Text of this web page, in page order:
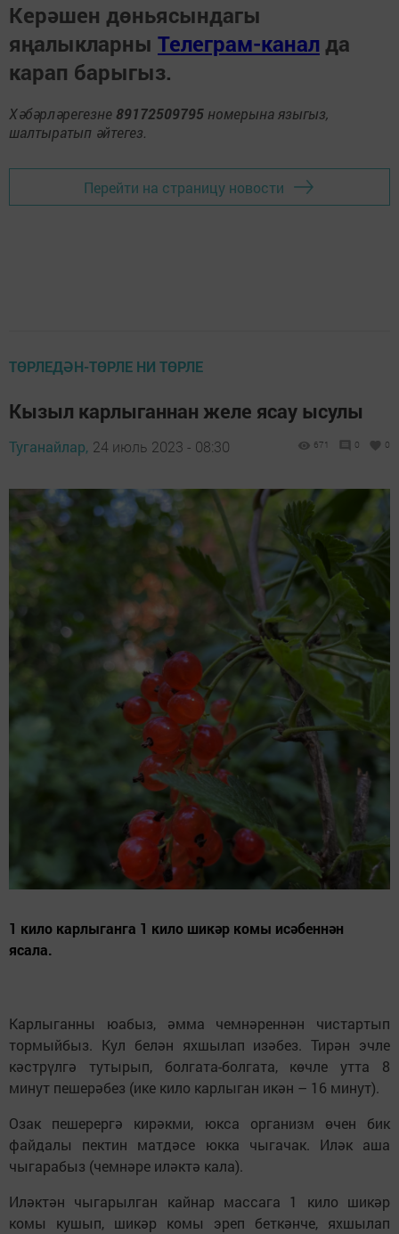
Керәшен дөньясындагы
яңалыкларны Телеграм-канал да
карап барыгыз.
Хәбәрләрегезне 89172509795 номерына языгыз,
шалтыратып әйтегез.
Перейти на страницу новости
ТӨРЛЕДӘН-ТӨРЛЕ НИ ТӨРЛЕ
Кызыл карлыганнан желе ясау ысулы
Туганайлар, 24 июль 2023 - 08:30 671 0 0
1 кило карлыганга 1 кило шикәр комы исәбеннән
ясала.
Карлыганны юабыз, әмма чемнәреннән чистартып
тормыйбыз. Кул белән яхшылап изәбез. Тирән эчле
кәстрүлгә тутырып, болгата-болгата, көчле утта 8
минут пешерәбез (ике кило карлыган икән – 16 минут).
Озак пешерергә кирәкми, юкса организм өчен бик
файдалы пектин матдәсе юкка чыгачак. Иләк аша
чыгарабыз (чемнәре иләктә кала).
Иләктән чыгарылган кайнар массага 1 кило шикәр
комы кушып, шикәр комы эреп беткәнче, яхшылап